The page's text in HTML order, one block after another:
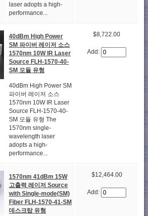
laser adopts a high-
performance...
40dBm High Power
SM 파이버 레이저 소스
1570nm 10W IR Laser
Source FLH-1570-40-
SM 모듈 유형
40dBm High Power SM
파이버 레이저 소스
1570nm 10W IR Laser
Source FLH-1570-40-
SM 모듈 유형 The
1570nm single-
wavelength laser
adopts a high-
performance...
$8,722.00
Add:
1570nm 41dBm 15W
고출력 레이저 Source
with Single-mode(SM)
Fiber FLH-1570-41-SM
데스크탑 유형
$12,464.00
Add: